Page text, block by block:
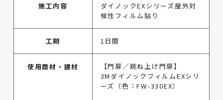
施工内容
ダイノックEXシリーズ屋外対
候性フィルム貼り
工期 1日間
使用商材・建材
【門扉／跳ね上げ門扉】
3MダイノックフィルムEXシリ
ーズ（色：FW-330EX）